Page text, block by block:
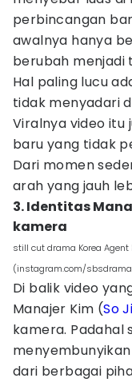
perbincangan
awalnya hanya
berubah menjadi
Hal paling lucu
tidak menyadari
Viralnya video itu
baru yang tidak
Dari momen
arah yang jauh
3. Identitas
kamera
still cut drama Korea Agent
(instagram.com/
Di balik video
Manajer Kim (So
kamera. Padahal
dari berbagai